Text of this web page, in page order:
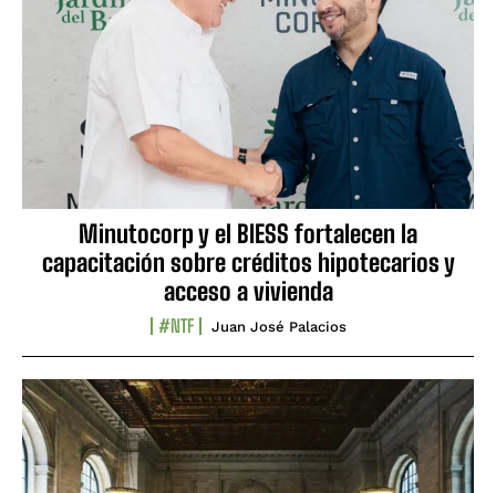
Minutocorp y el BIESS fortalecen la
capacitación sobre créditos hipotecarios y
acceso a vivienda
#NTF Juan José Palacios